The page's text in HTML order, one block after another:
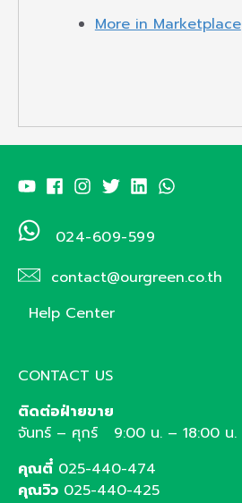
More in Marketplace
024-609-599
contact@ourgreen.co.th
Help Center
CONTACT US
ติดต่อฝ่ายขาย
จันทร์ – ศุกร์ 9:00 น. – 18:00 น.
คุณตี๋ 025-440-474
คุณวิว 025-440-425